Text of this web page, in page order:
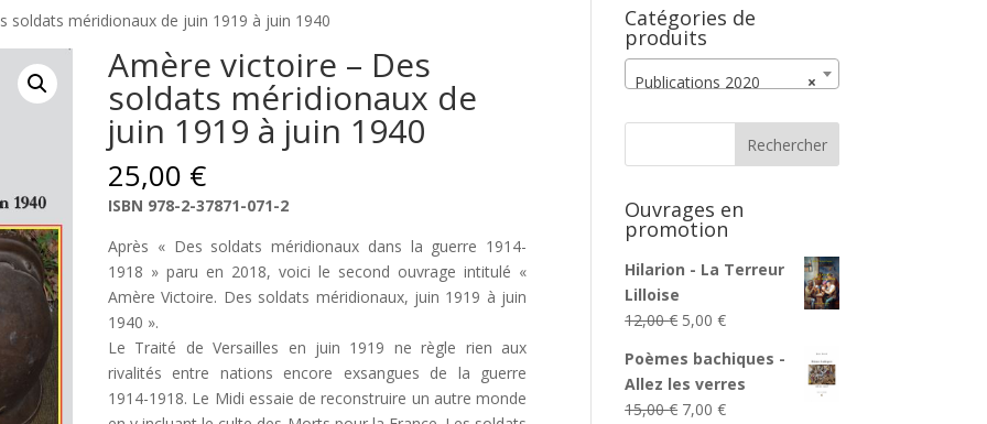
soldats méridionaux de juin 1919 à juin 1940
Amère victoire – Des
soldats méridionaux de
juin 1919 à juin 1940
25,00 €
ISBN 978-2-37871-071-2
Après « Des soldats méridionaux dans la guerre 1914-
1918 » paru en 2018, voici le second ouvrage intitulé «
Amère Victoire. Des soldats méridionaux, juin 1919 à juin
1940 ».
Le Traité de Versailles en juin 1919 ne règle rien aux
rivalités entre nations encore exsangues de la guerre
1914-1918. Le Midi essaie de reconstruire un autre monde
Catégories de
produits
×
Publications 2020
Ouvrages en
promotion
Hilarion - La Terreur
Lilloise
12,00€ Le
initial
était :
5,00€Le
actuel
est :
Poèmes bachiques -
Allez les verres
15,00€ Le
7,00€Le